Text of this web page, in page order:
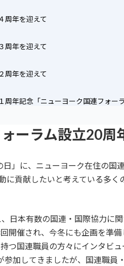
周年を迎えて
周年を迎えて
周年を迎えて
周年記念「ニューヨーク国連フォー
ーラム設立20周
」に、ニューヨーク在住の
に貢献したいと考えている多
日本有数の国連・国際協力に
開催され、今冬にも企画を準
つ国連職員の方々にインタビ
加してきましたが、国連職